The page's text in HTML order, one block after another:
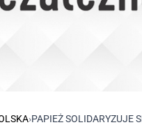
›PAPIEŻ SOLIDARYZUJE